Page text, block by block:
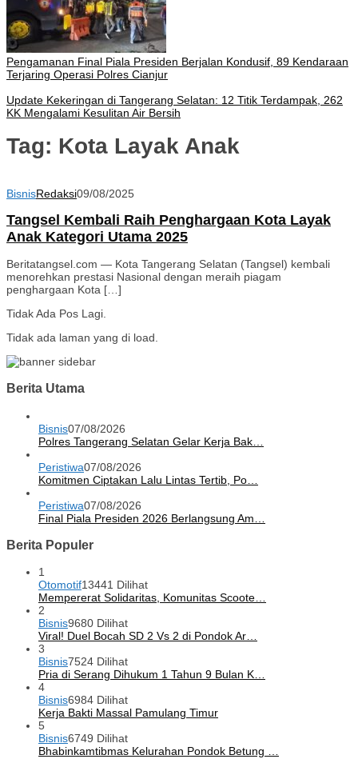
Pengamanan Final Piala Presiden Berjalan Kondusif, 89 Kendaraan
Terjaring Operasi Polres Cianjur
Update Kekeringan di Tangerang Selatan: 12 Titik Terdampak, 262
KK Mengalami Kesulitan Air Bersih
Tag: Kota Layak Anak
BisnisRedaksi09/08/2025
Tangsel Kembali Raih Penghargaan Kota Layak
Anak Kategori Utama 2025
Beritatangsel.com — Kota Tangerang Selatan (Tangsel) kembali
menorehkan prestasi Nasional dengan meraih piagam
penghargaan Kota […]
Tidak Ada Pos Lagi.
Tidak ada laman yang di load.
Berita Utama
Bisnis07/08/2026
Polres Tangerang Selatan Gelar Kerja Bak…
Peristiwa07/08/2026
Komitmen Ciptakan Lalu Lintas Tertib, Po…
Peristiwa07/08/2026
Final Piala Presiden 2026 Berlangsung Am…
Berita Populer
1
Otomotif13441 Dilihat
Mempererat Solidaritas, Komunitas Scoote…
2
Bisnis9680 Dilihat
Viral! Duel Bocah SD 2 Vs 2 di Pondok Ar…
3
Bisnis7524 Dilihat
Pria di Serang Dihukum 1 Tahun 9 Bulan K…
4
Bisnis6984 Dilihat
Kerja Bakti Massal Pamulang Timur
5
Bisnis6749 Dilihat
Bhabinkamtibmas Kelurahan Pondok Betung …